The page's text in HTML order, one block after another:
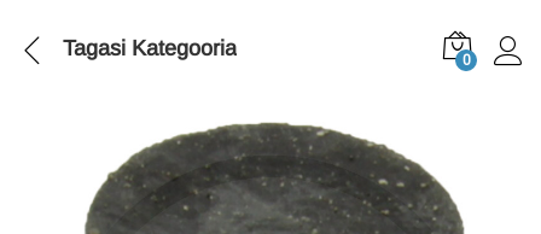
Tagasi Kategooria 0